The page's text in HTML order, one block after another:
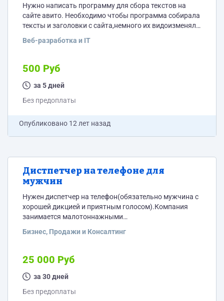
Нужно написать программу для сбора текстов на
сайте авито. Необходимо чтобы программа собирала
тексты и заголовки с сайта,немного их видоизменяла
рандомно добавлять слова или словосочетания .по
сделать возможность создания черного списка слов
или словосочетаний,которые автоматически
убираются из текста).Программа должна собирать
определенного раздела...
Веб-разработка и IT
500 Руб
за 5 дней
Без предоплаты
Опубликовано 12 лет назад
Дистпетчер на телефоне для
мужчин
Нужен диспетчер на телефон(обязательно мужчина с
хорошей дикцией и приятным голосом).Компания
занимается малотоннажными
ти вечера(в том числе в выходные и праздничные
выходных и 16 тысяч рублей при условии работы
двух диспетчеров.Мы находимся в Москве,но регион
вашего проживания(ТОЛЬКО РОССИЯ) не сильно
оплачивается).Приветствуются люди с опытом
Бизнес, Продажи и Консалтинг
25 000 Руб
за 30 дней
Без предоплаты